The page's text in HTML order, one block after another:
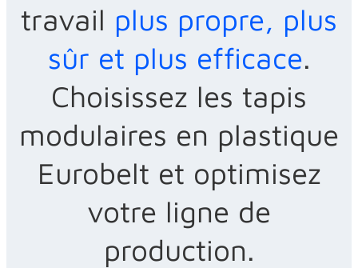
travail plus propre, plus
sûr et plus efficace.
Choisissez les tapis
modulaires en plastique
Eurobelt et optimisez
votre ligne de
production.